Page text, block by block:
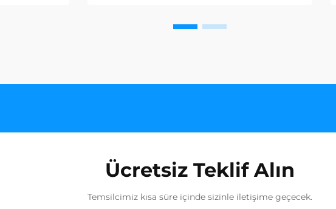
Ücretsiz Teklif Alın
Temsilcimiz kısa süre içinde sizinle iletişime geçecek.